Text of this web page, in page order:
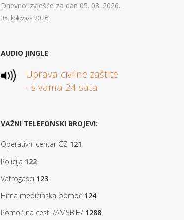
Dnevno izvješće za dan 05. 08. 2026.
05. kolovoza 2026.
AUDIO JINGLE
Uprava civilne zaštite
- s vama 24 sata
VAŽNI TELEFONSKI BROJEVI:
Operativni centar CZ 121
Policija 122
Vatrogasci 123
Hitna medicinska pomoć 124
Pomoć na cesti /AMSBiH/ 1288